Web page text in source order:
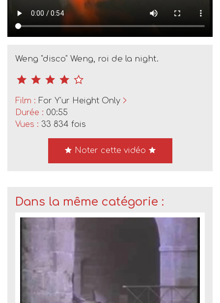
Weng "disco" Weng, roi de la night.
Film : For Y'ur Height Only
Durée : 00:55
Vues : 33 834 fois
Noter cette vidéo
Dans la même catégorie :